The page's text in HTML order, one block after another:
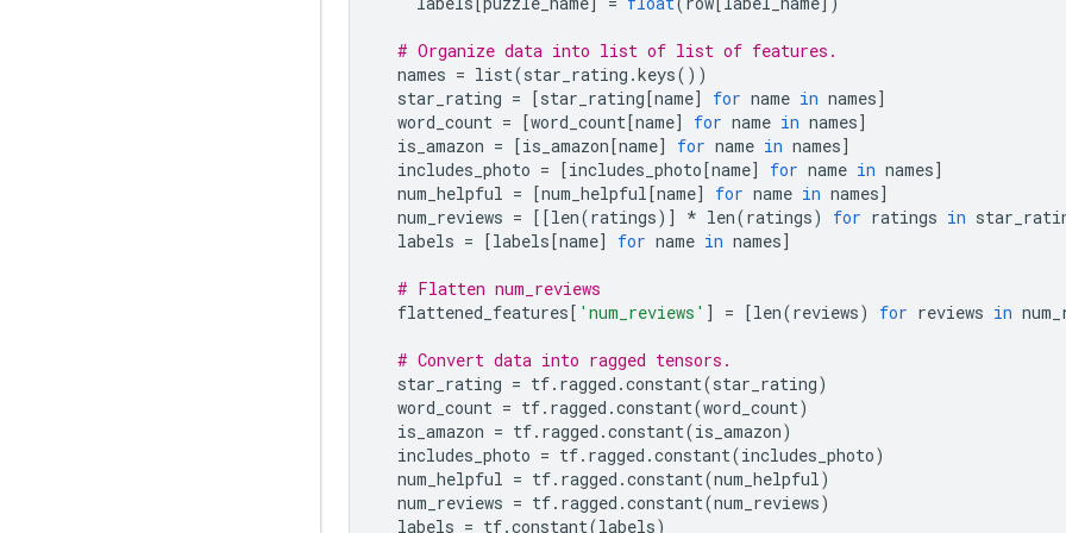
# Organize data into list of list of features.
names = list(star_rating .keys())
star_rating = [star_rating[name] for name in names]
word_count = [word_count[name] for name in names]
is_amazon = [is_amazon[name] for name in names]
includes_photo = [includes_photo[name] for name in names]
num_helpful = [num_helpful[name] for name in names]
num_reviews = [[len(ratings)] * len(ratings) for ratings in
labels = [labels[name] for name in names]
# Flatten num_reviews
flattened_features[ 'num_reviews' ] = [len(reviews) for reviews in
# Convert data into ragged tensors.
star_rating = tf. ragged .constant(star_rating)
word_count = tf. ragged .constant(word_count)
is_amazon = tf. ragged .constant(is_amazon)
includes_photo = tf. ragged .constant(includes_photo)
num_helpful = tf. ragged .constant(num_helpful)
num_reviews = tf. ragged .constant(num_reviews)
labels = tf.constant(labels)